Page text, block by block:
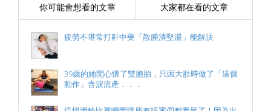
你可能會想看的文章 大家都在看的文章
疲勞不堪常打鼾中藥「散腫潰堅湯」能解決
39歲的她開心懷了雙胞胎，只因大肚時做了「這個
動作」含淚流產．．．